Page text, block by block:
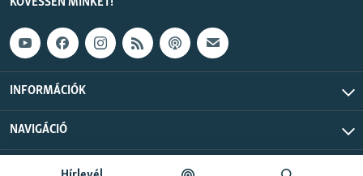
INFORMÁCIÓK
NAVIGÁCIÓ
Szabad Európa © 2026 RFE/RL, Inc. Minden jog fenntartva.